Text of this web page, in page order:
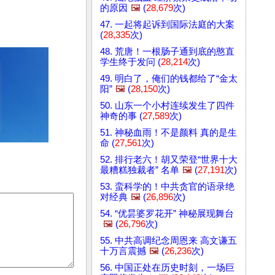
的原因 🖼️ (28,679次)
47. 一起将起诉到国际法庭的大案
(28,335次)
48. 荒唐！一根肠子通到底的憨直
学生终于发问 (28,214次)
49. 明白了，俺们的钱都给了“金太
阳” 🖼️ (28,150次)
50. 山东一个小村连续发生了四件
神奇的事 (27,589次)
51. 神秘血雨！不是颜料 真的是生
命 (27,561次)
52. 排行老六！胡又荣登“世界十大
最糟糕独裁者” 名单 🖼️ (27,191次)
53. 蛮科学的！中共贪官的语录绝
对经典 🖼️ (26,896次)
54. “优昙婆罗花开” 神秘展现舞台
🖼️ (26,796次)
55. 中共高调纪念周恩来 高文谦五
十万言震撼 🖼️ (26,236次)
56. 中国正处在历史时刻，一场巨